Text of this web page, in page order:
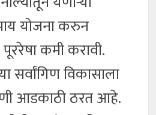
योजना करुन
कमी करावी.
सर्वांगिण विकासाला
आडकाठी ठरत आहे.